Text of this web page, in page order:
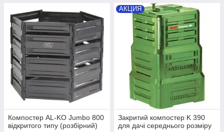
Компостер AL-KO Jumbo 800
відкритого типу (розбірний)
АКЦИЯ
Закритий компостер K 390
для дачі середнього розміру